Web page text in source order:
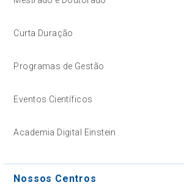
Curta Duração
Programas de Gestão
Eventos Científicos
Academia Digital Einstein
Nossos Centros